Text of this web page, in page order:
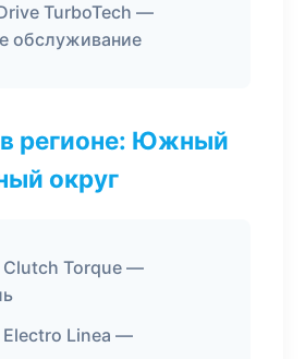
TurboTech —
обслуживание
регионе: Южный
округ
Clutch Torque —
Electro Linea —